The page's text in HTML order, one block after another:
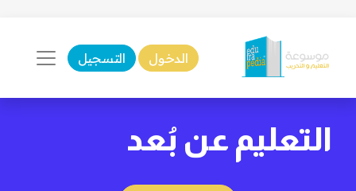
الدخول التسجيل
التعليم عن بُعد